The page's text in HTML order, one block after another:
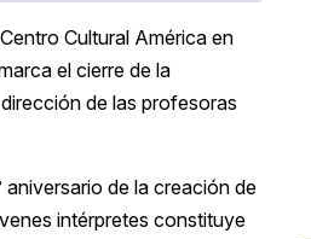
Cultural América en
el cierre de la
de las profesoras
de la creación de
intérpretes constituye